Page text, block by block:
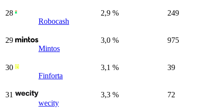
28
Robocash
2,9 % 249
29
Mintos
3,0 % 975
30
Finforta
3,1 % 39
31
wecity
3,3 % 72